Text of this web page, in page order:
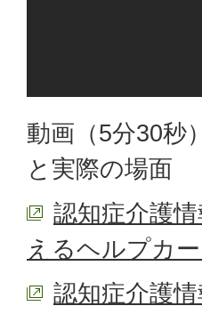
動画（5分30秒
と実際の場面
認知症介護
えるヘルプカ
認知症介護